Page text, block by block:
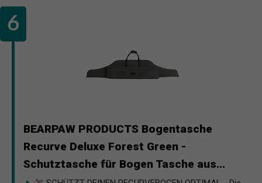
BEARPAW PRODUCTS Bogentasche
Recurve Deluxe Forest Green -
Schutztasche für Bogen Tasche aus...